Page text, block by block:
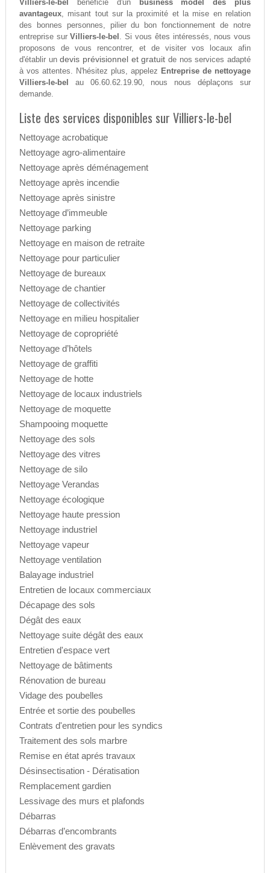
Villiers-le-bel bénéficie d'un
business model des plus
avantageux, misant tout sur la proximité et la mise en relation
des bonnes personnes, pilier du bon fonctionnement de notre
entreprise surVilliers-le-bel . Si vous êtes intéressés, nous vous
proposons de vous rencontrer, et de visiter vos locaux afin
d'établir undevis prévisionnel et gratuit de nos services adapté
à vos attentes. N'hésitez plus, appelez Entreprise de nettoyage
Villiers-le-bel
au 06.60.62.19.90, nous nous déplaçons sur
demande.
Liste des services disponibles sur Villiers-le-bel
Nettoyage acrobatique
Nettoyage agro-alimentaire
Nettoyage après déménagement
Nettoyage après incendie
Nettoyage après sinistre
Nettoyage d’immeuble
Nettoyage parking
Nettoyage en maison de retraite
Nettoyage pour particulier
Nettoyage de bureaux
Nettoyage de chantier
Nettoyage de collectivités
Nettoyage en milieu hospitalier
Nettoyage de copropriété
Nettoyage d’hôtels
Nettoyage de graffiti
Nettoyage de hotte
Nettoyage de locaux industriels
Nettoyage de moquette
Shampooing moquette
Nettoyage des sols
Nettoyage des vitres
Nettoyage de silo
Nettoyage Verandas
Nettoyage écologique
Nettoyage haute pression
Nettoyage industriel
Nettoyage vapeur
Nettoyage ventilation
Balayage industriel
Entretien de locaux commerciaux
Décapage des sols
Dégât des eaux
Nettoyage suite dégât des eaux
Entretien d'espace vert
Nettoyage de bâtiments
Rénovation de bureau
Vidage des poubelles
Entrée et sortie des poubelles
Contrats d'entretien pour les syndics
Traitement des sols marbre
Remise en état aprés travaux
Désinsectisation - Dératisation
Remplacement gardien
Lessivage des murs et plafonds
Débarras
Débarras d’encombrants
Enlèvement des gravats